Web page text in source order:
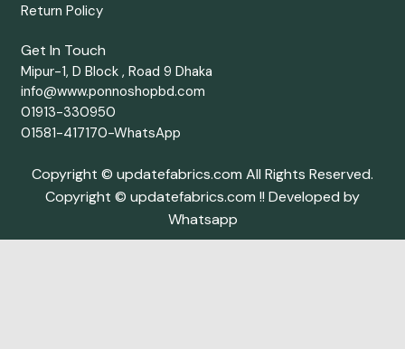
Return Policy
Get In Touch
Mipur-1, D Block , Road 9 Dhaka
info@www.ponnoshopbd.com
01913-330950
01581-417170-WhatsApp
Copyright © updatefabrics.com All Rights Reserved.
Copyright © updatefabrics.com !! Developed by
Whatsapp